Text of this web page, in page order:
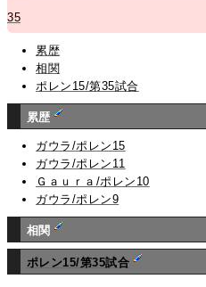
35
累歴
相関
ポレン15/第35試合
累歴
ガウラ/ポレン15
ガウラ/ポレン11
Ｇａｕｒａ/ポレン10
ガウラ/ポレン9
相関
ポレン15/第35試合